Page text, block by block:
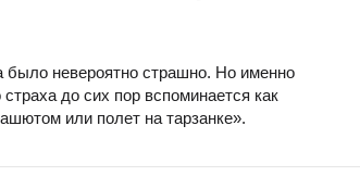
невероятно страшно. Но именно
до сих пор вспоминается как
или полет на тарзанке».